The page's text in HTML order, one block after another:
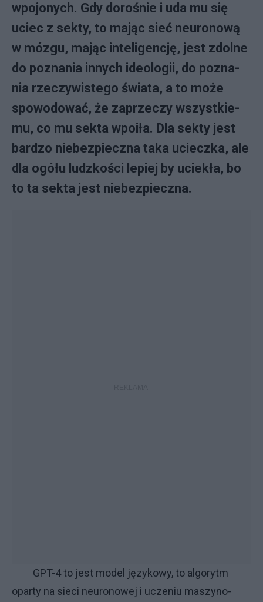
wpo­jo­ny­ch. Gdy do­ro­śnie i uda mu się
uciec z sek­ty, to ma­jąc sieć neu­ro­no­wą
w mó­zgu, ma­jąc in­te­li­gen­cję, je­st zdol­ne
do po­zna­nia in­ny­ch ide­olo­gii, do po­zna­
nia rze­czy­wi­ste­go świa­ta, a to mo­że
spo­wo­do­wać, że za­prze­czy wszyst­kie­
mu, co mu sek­ta wpo­iła. Dla sek­ty je­st
bar­dzo nie­bez­piecz­na ta­ka uciecz­ka, ale
dla ogó­łu ludz­ko­ści le­piej by ucie­kła, bo
to ta sek­ta je­st nie­bez­piecz­na.
GPT-4 to je­st mo­del ję­zy­ko­wy, to al­go­rytm
opar­ty na sie­ci neu­ro­no­wej i ucze­niu ma­szy­no­